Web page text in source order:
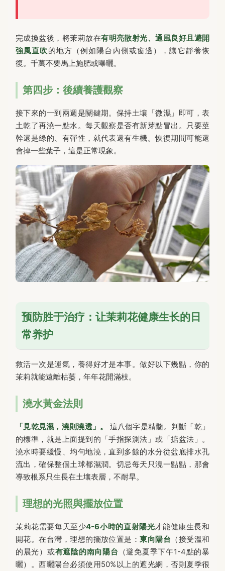
完成換盆後，將茉莉放在有明亮散射光、通風良好且避開
強風直吹的地方（例如陽台內側或窗邊），讓它靜養恢
復。千萬不要馬上施肥或曝曬。
第四步：後續養護觀察
接下來的一到兩週是關鍵期。保持土壤「微濕」即可，表
土乾了再澆一點水。每天觀察是否有新芽點冒出。只要莖
幹還是綠的、有彈性，就代表還有生機。恢復期間可能還
會掉一些葉子，這是正常現象。
预防胜于治疗：让茉莉花健康生长的日
常养护
救活一次是運氣，養得好才是本事。做好以下幾點，你的
茉莉就能遠離枯萎，年年花開滿枝。
澆水黃金法則
「見乾見濕，澆則澆透」。
這八個字是精髓。判斷「乾」
的標準，就是上面提到的「手指探測法」或「掂盆法」。
澆水時要緩慢、均勻地澆，直到多餘的水分從盆底排水孔
流出，確保整個土球都濕潤。切忌每天只澆一點點，那會
導致根系只生長在土壤表層，不耐旱。
理想的光照與擺放位置
茉莉花需要每天至少4-6小時的直射陽光才能健康生長和
開花。在台灣，理想的擺放位置是：東向陽台 （接受溫和
的晨光）或有遮陰的南向陽台 （避免夏季下午1-4點的暴
曬）。西曬陽台必須使用50%以上的遮光網，否則夏季很